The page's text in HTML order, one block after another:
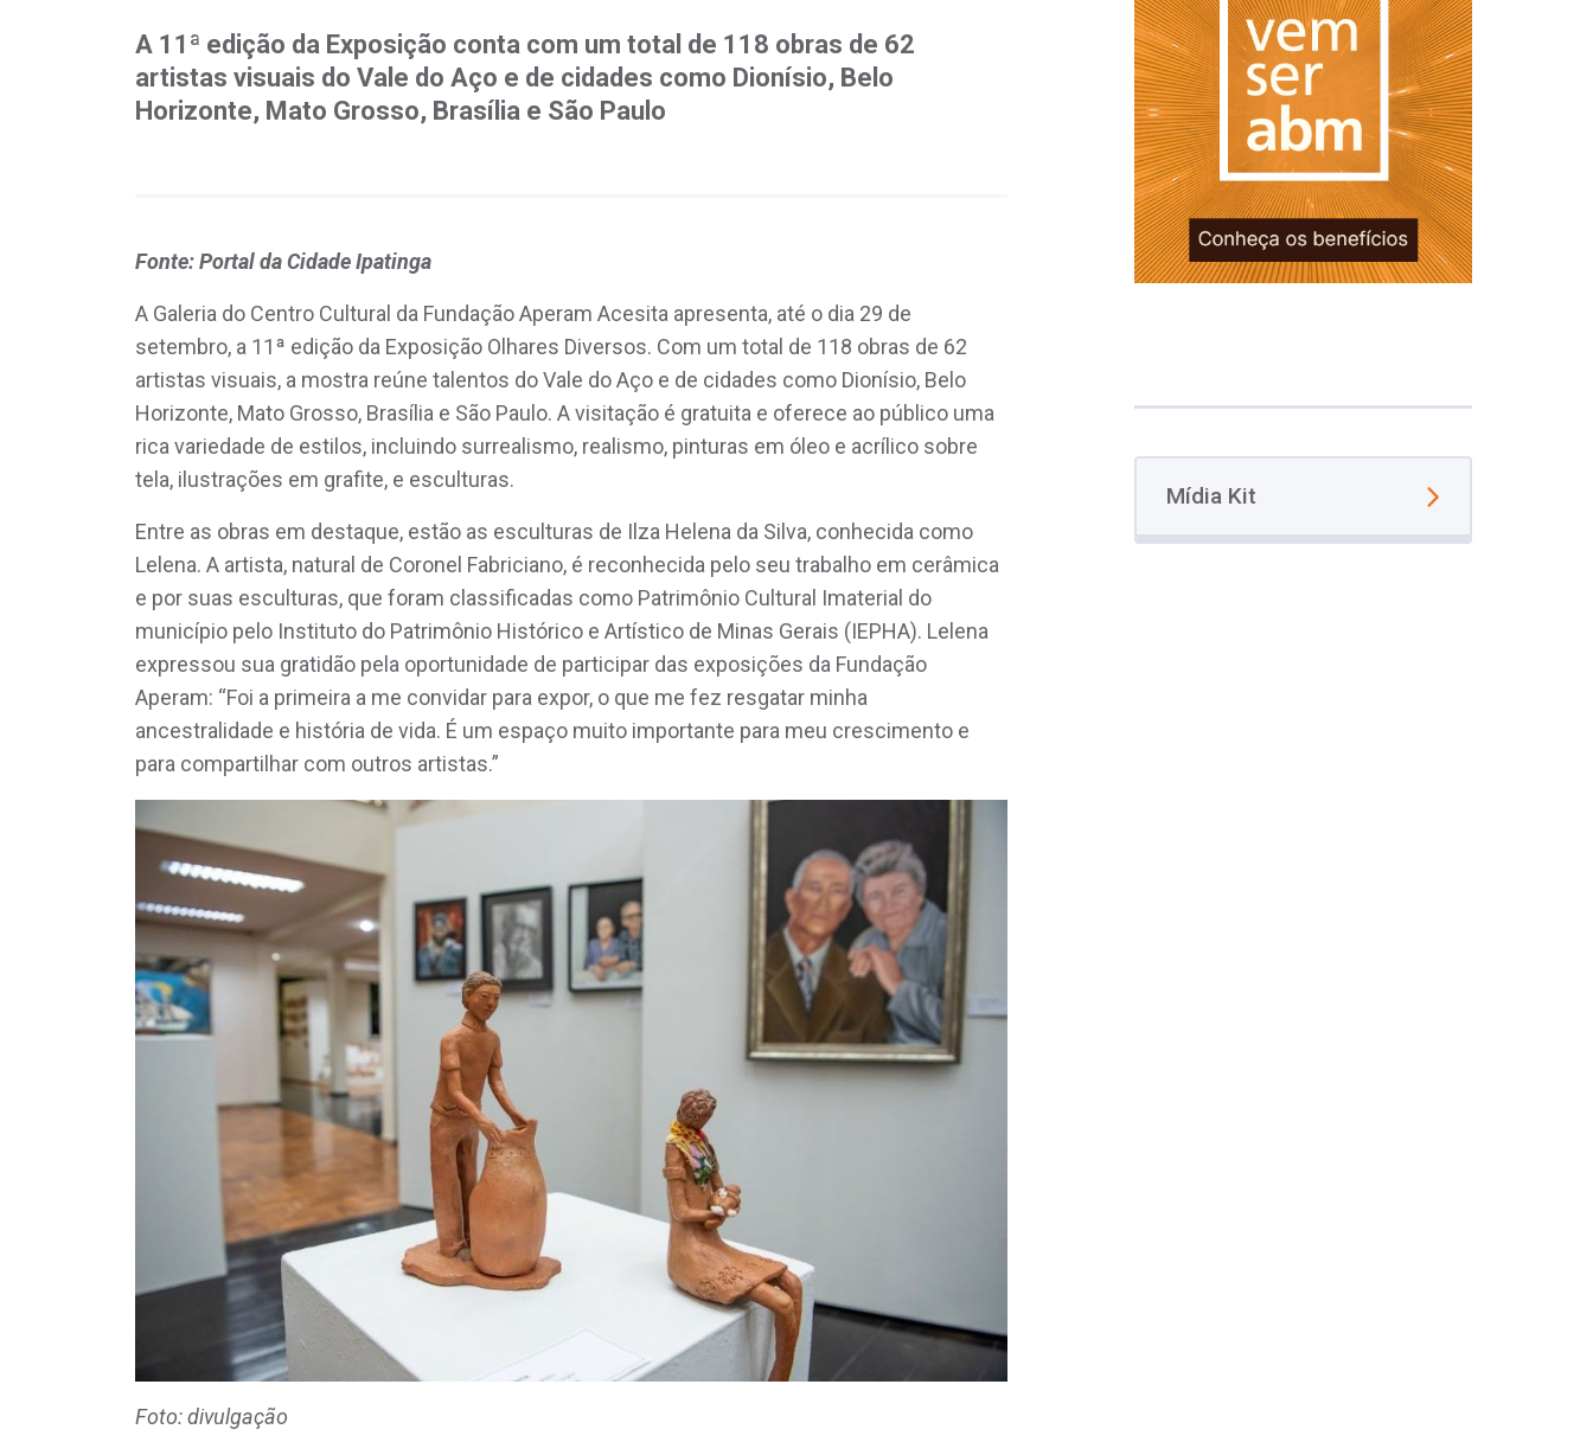
A 11ª edição da Exposição conta com um total de 118 obras de 62
artistas visuais do Vale do Aço e de cidades como Dionísio, Belo
Horizonte, Mato Grosso, Brasília e São Paulo
Fonte: Portal da Cidade Ipatinga
A Galeria do Centro Cultural da Fundação Aperam Acesita apresenta, até o dia 29 de
setembro, a 11ª edição da Exposição Olhares Diversos. Com um total de 118 obras de 62
artistas visuais, a mostra reúne talentos do Vale do Aço e de cidades como Dionísio, Belo
Horizonte, Mato Grosso, Brasília e São Paulo. A visitação é gratuita e oferece ao público uma
rica variedade de estilos, incluindo surrealismo, realismo, pinturas em óleo e acrílico sobre
tela, ilustrações em grafite, e esculturas.
Entre as obras em destaque, estão as esculturas de Ilza Helena da Silva, conhecida como
Lelena. A artista, natural de Coronel Fabriciano, é reconhecida pelo seu trabalho em cerâmica
e por suas esculturas, que foram classificadas como Patrimônio Cultural Imaterial do
município pelo Instituto do Patrimônio Histórico e Artístico de Minas Gerais (IEPHA). Lelena
expressou sua gratidão pela oportunidade de participar das exposições da Fundação
Aperam: “Foi a primeira a me convidar para expor, o que me fez resgatar minha
ancestralidade e história de vida. É um espaço muito importante para meu crescimento e
para compartilhar com outros artistas.”
Foto: divulgação
Mídia Kit